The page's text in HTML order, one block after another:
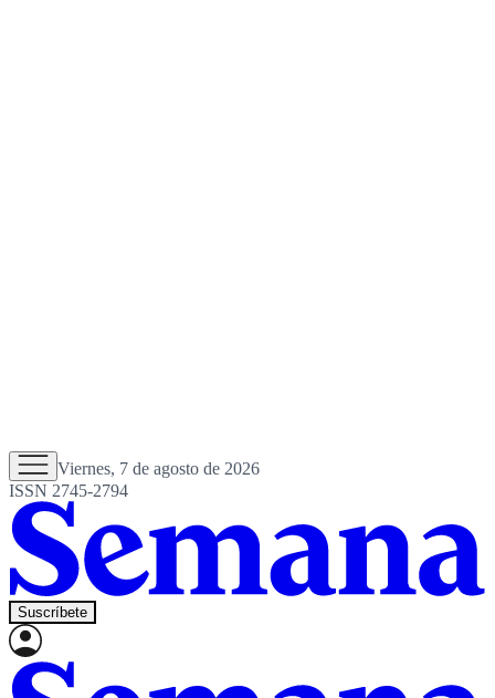
Viernes, 7 de agosto de 2026
ISSN 2745-2794
Suscríbete